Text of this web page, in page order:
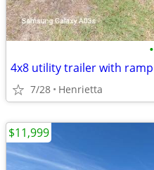
•
4x8 utility trailer with ramp
7/28 Henrietta
$11,999